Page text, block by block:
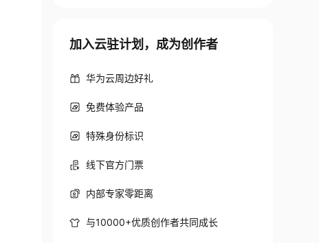
加入云驻计划，成为创作者
华为云周边好礼
免费体验产品
特殊身份标识
线下官方门票
内部专家零距离
与10000+优质创作者共同成长